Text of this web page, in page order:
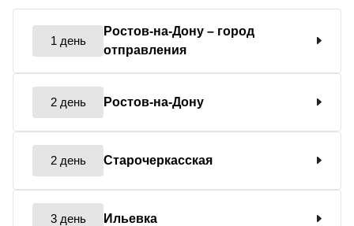
1 день
Ростов-на-Дону – город
отправления
2 день Ростов-на-Дону
2 день Старочеркасская
3 день Ильевка